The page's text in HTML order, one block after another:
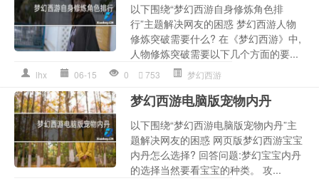
以下围绕“梦幻西游自身修炼角色排
行”主题解决网友的困惑 梦幻西游人物
修炼突破需要什么? 在《梦幻西游》中,
人物修炼突破需要以下几个方面的要...
lhx 06-15 0 753 梦幻西游
梦幻西游电脑版宠物内丹
以下围绕“梦幻西游电脑版宠物内丹”主
题解决网友的困惑 网页版梦幻西游宝宝
内丹怎么选择? 回答问题:梦幻宝宝内丹
的选择当然要看宝宝的种类。 攻...